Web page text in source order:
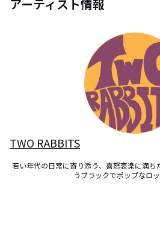
アーティスト情報
TWO RABBITS
若い年代の日常に寄り添う、喜怒哀楽に満
うブラックでポップなロッ